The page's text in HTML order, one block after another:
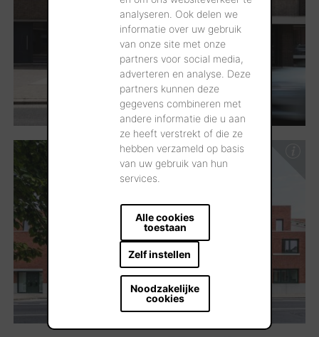
analyseren. Ook delen we
informatie over uw gebruik
van onze site met onze
partners voor social media,
adverteren en analyse. Deze
partners kunnen deze
gegevens combineren met
andere informatie die u aan
ze heeft verstrekt of die ze
hebben verzameld op basis
van uw gebruik van hun
services.
Alle cookies
toestaan
Zelf instellen
Noodzakelijke
cookies